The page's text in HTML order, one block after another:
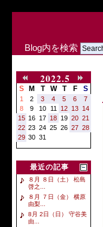
Blog内を検索
2022.5
S M T W T F S
1 2 3 4 5 6
7
8
9 10 11 12 13 14
15 16 17 18 19 20 21
22 23 24 25 26 27 28
29 30 31
最近の記事
８月 ８日（土） 松島
啓之...
８月 ７日（金） 横原
由梨...
8月 2日（日） 守谷美
由...